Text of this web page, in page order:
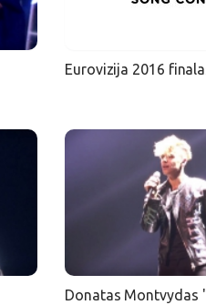
Eurovizija 2016
Donatas Montvydas